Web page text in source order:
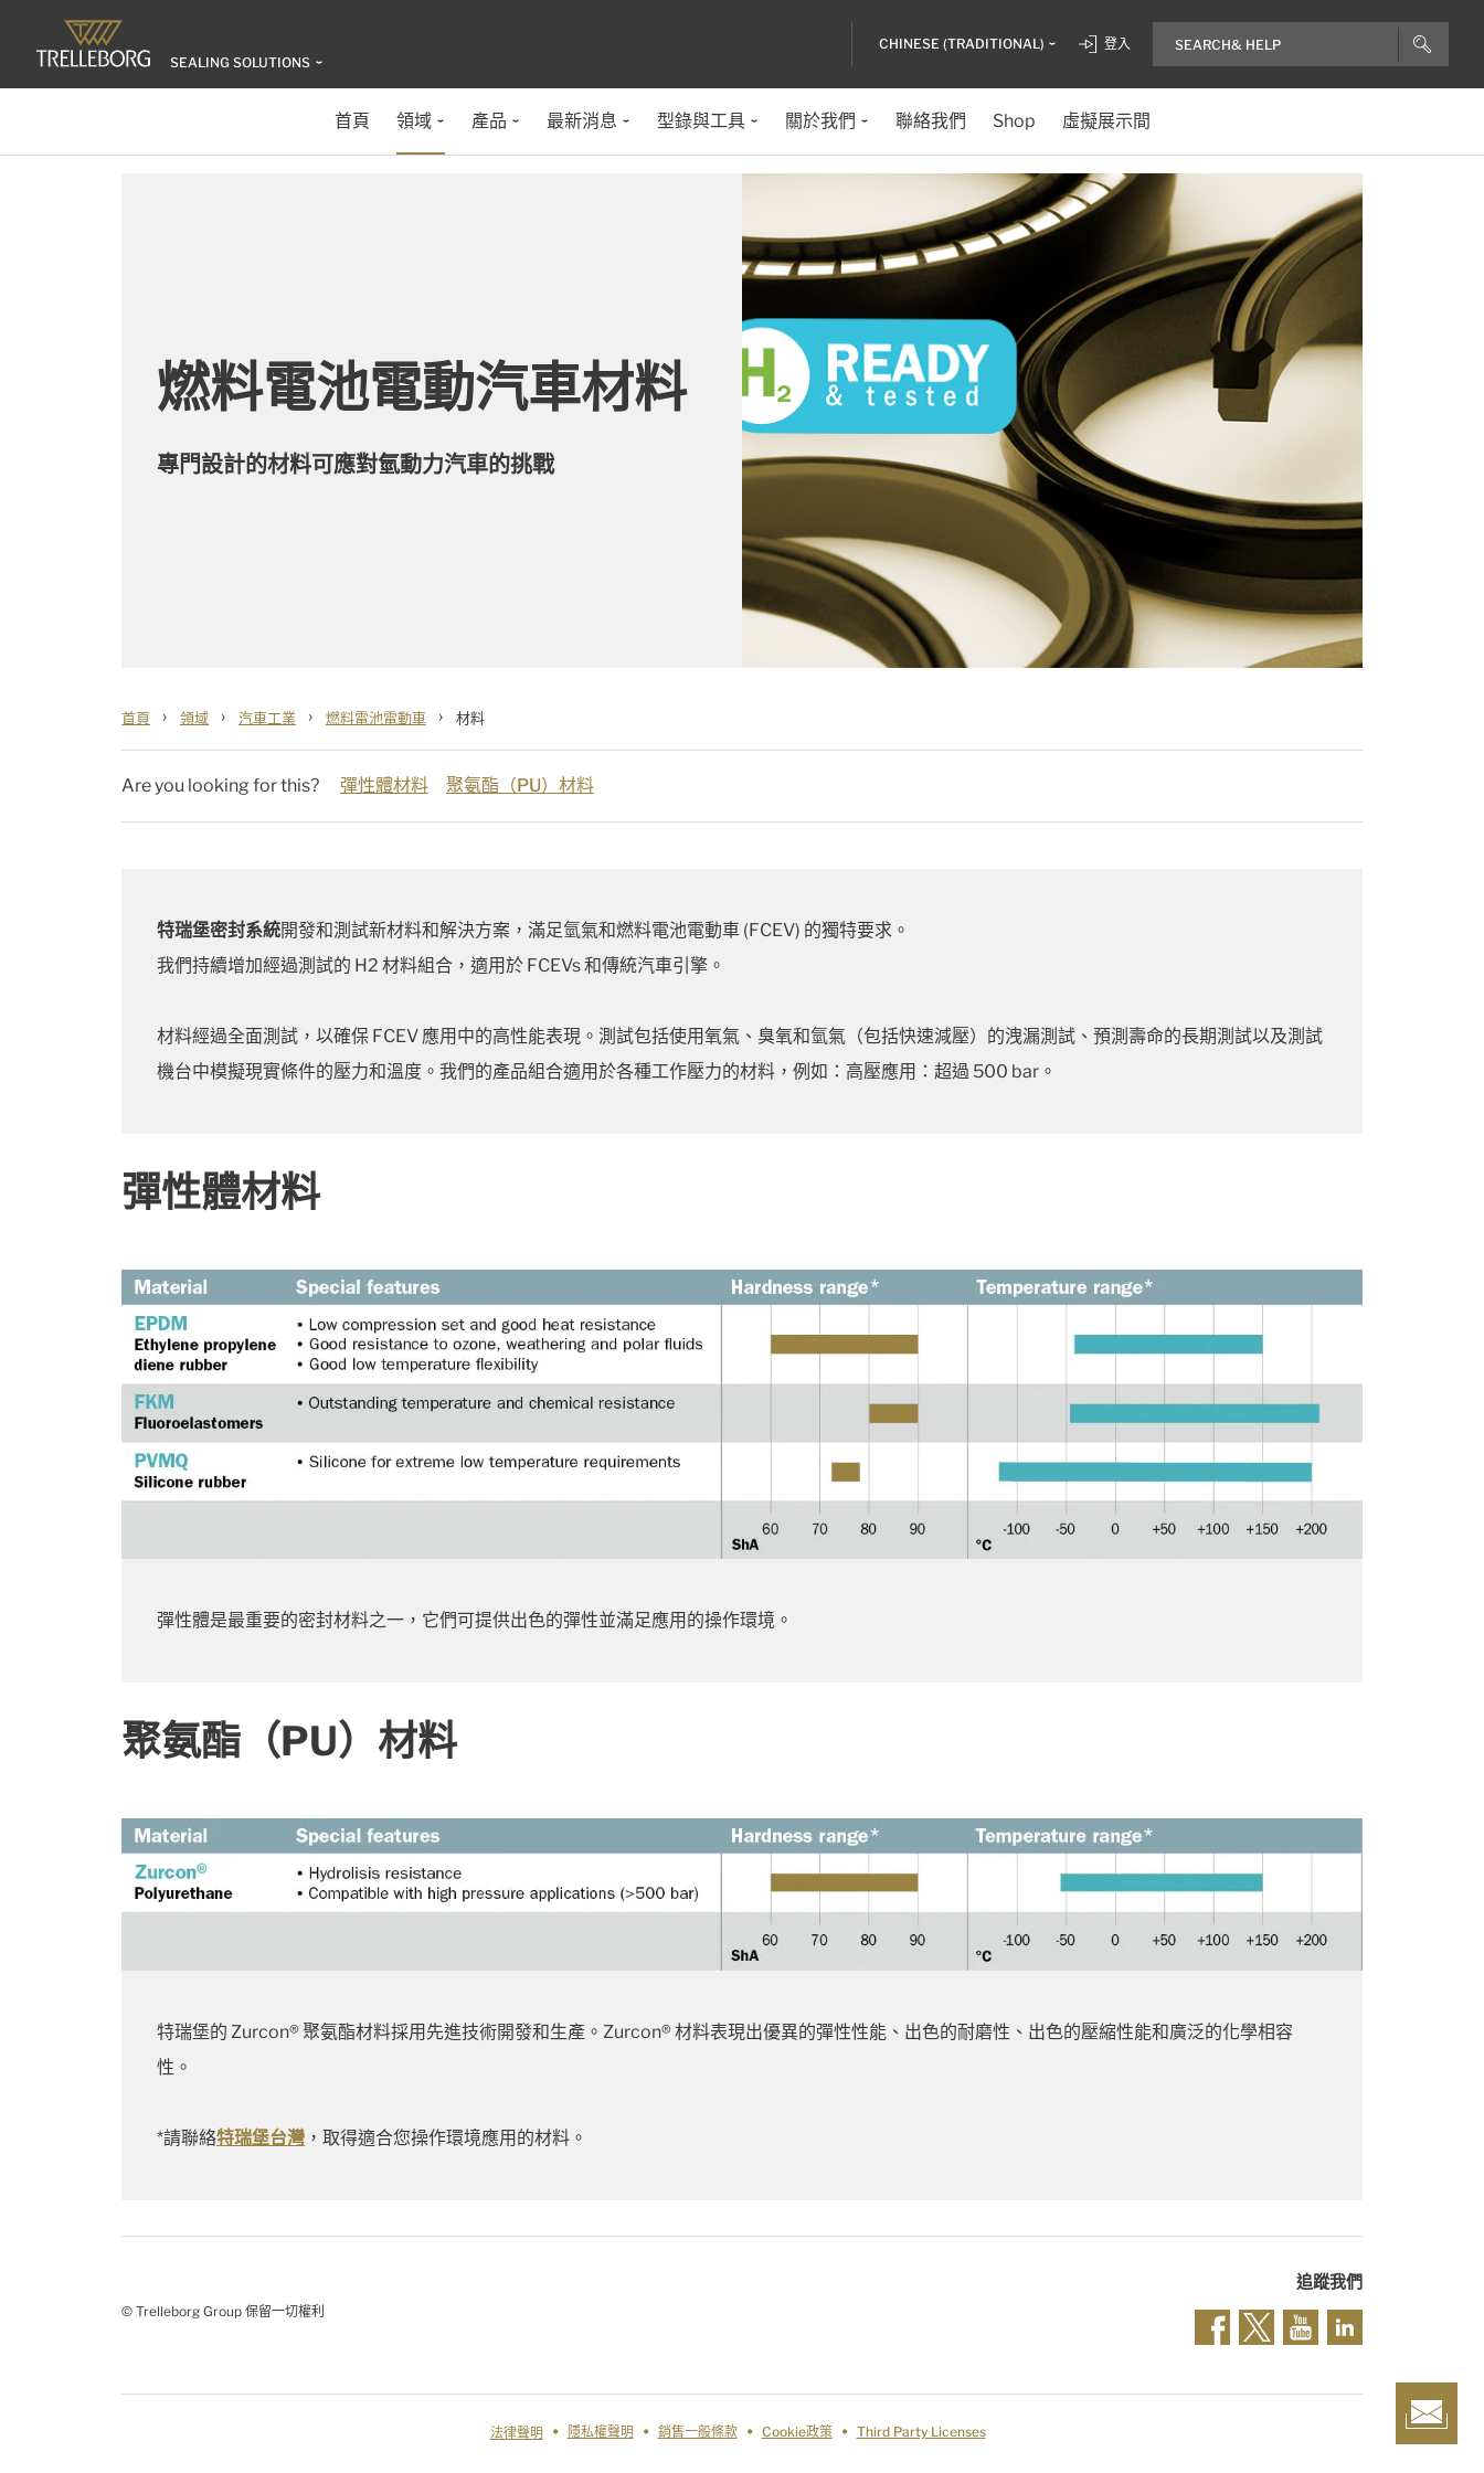
SEALING SOLUTIONS
CHINESE (TRADITIONAL) 登入
首頁 領域 產品 最新消息 型錄與工具 關於我們 聯絡我們 Shop 虛擬展示間
燃料電池電動汽車材料
專門設計的材料可應對氫動力汽車的挑戰
首頁 › 領域 › 汽車工業 › 燃料電池電動車 › 材料
Are you looking for this? 彈性體材料 聚氨酯（PU）材料
特瑞堡密封系統開發和測試新材料和解決方案，滿足氫氣和燃料電池電動車 (FCEV) 的獨特要求。
我們持續增加經過測試的 H2 材料組合，適用於 FCEVs 和傳統汽車引擎。
材料經過全面測試，以確保 FCEV 應用中的高性能表現。測試包括使用氧氣、臭氧和氫氣（包括快速減壓）的洩漏測試、預測壽命的長期測試以及測試
機台中模擬現實條件的壓力和溫度。我們的產品組合適用於各種工作壓力的材料，例如：高壓應用：超過 500 bar。
彈性體材料
彈性體是最重要的密封材料之一，它們可提供出色的彈性並滿足應用的操作環境。
聚氨酯（PU）材料
特瑞堡的 Zurcon® 聚氨酯材料採用先進技術開發和生產。Zurcon® 材料表現出優異的彈性性能、出色的耐磨性、出色的壓縮性能和廣泛的化學相容
性。
*請聯絡特瑞堡台灣 ，取得適合您操作環境應用的材料。
© Trelleborg Group 保留一切權利
追蹤我們
法律聲明 隱私權聲明 銷售一般條款 Cookie政策 Third Party Licenses